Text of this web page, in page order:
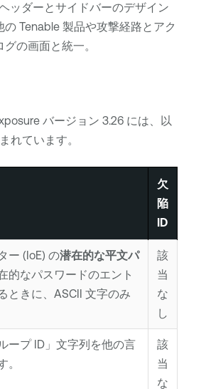
ッダーとサイドバーのデザイン
の Tenable製品や攻撃経路とアク
の画面と統一。
バージョン 3.26 には、以
れています。
欠
陥
ID
ー (IoE) の潜在的な平文パ
的なパスワードのエント
ときに、ASCII 文字のみ
該
当
な
し
ープ ID」文字列を他の言
。
該
当
な